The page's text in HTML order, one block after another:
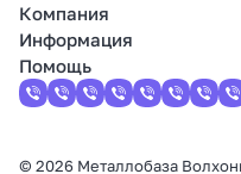
Компания
Информация
Помощь
© 2026 Металлобаза